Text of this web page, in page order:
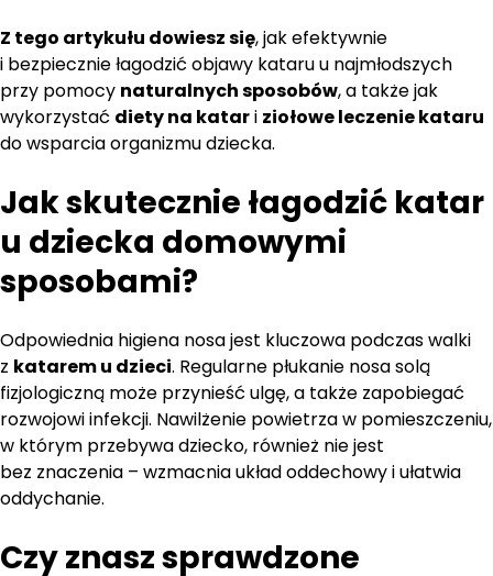
Z tego artykułu dowiesz się, jak efektywnie
i bezpiecznie łagodzić objawy kataru u najmłodszych
przy pomocy naturalnych sposobów, a także jak
wykorzystać diety na katari ziołowe leczenie kataru
do wsparcia organizmu dziecka.
Jak skutecznie łagodzić katar
u dziecka domowymi
sposobami?
Odpowiednia higiena nosa jest kluczowa podczas walki
z katarem u dzieci. Regularne płukanie nosa solą
fizjologiczną może przynieść ulgę, a także zapobiegać
rozwojowi infekcji. Nawilżenie powietrza w pomieszczeniu,
w którym przebywa dziecko, również nie jest
bez znaczenia – wzmacnia układ oddechowy i ułatwia
oddychanie.
Czy znasz sprawdzone